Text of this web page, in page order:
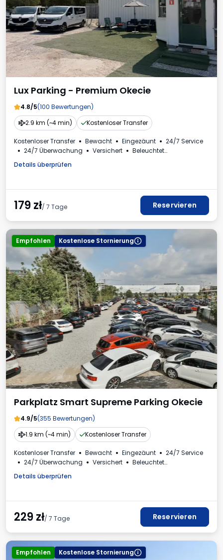
Lux Parking - Premium Okecie
4.8/5(100 Bewertungen)
2.9 km (~4 min)
Kostenloser Transfer
Kostenloser Transfer Bewacht Eingezäunt
24/7 Service
24/7 Überwachung
Versichert
Beleuchtet
Details überprüfen
179zł/ 7 Tage Reservieren
Empfohlen Kostenlose Stornierung
Parkplatz Smart Supreme Parking Okecie
4.9/5(355 Bewertungen)
1.9 km (~4 min)
Kostenloser Transfer
Kostenloser Transfer Bewacht Eingezäunt
24/7 Service
24/7 Überwachung
Versichert
Beleuchtet
Mehrwertsteuerrechnung
Details überprüfen
229zł/ 7 Tage Reservieren
Empfohlen Kostenlose Stornierung